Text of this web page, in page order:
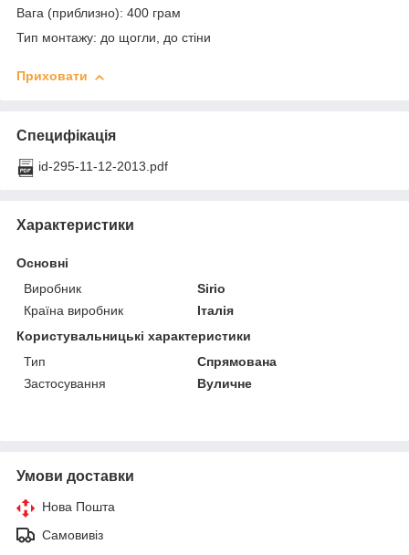
Вага (приблизно): 400 грам
Тип монтажу: до щогли, до стіни
Приховати
Специфікація
id-295-11-12-2013.pdf
Характеристики
Основні
Виробник
Sirio
Країна виробник
Італія
Користувальницькі характеристики
Тип
Спрямована
Застосування
Вуличне
Умови доставки
Нова Пошта
Самовивіз